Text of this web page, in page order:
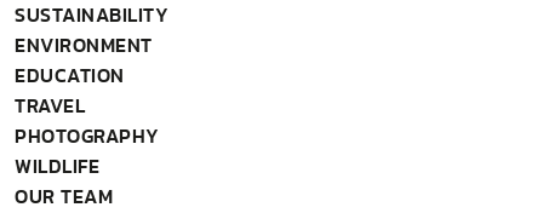
SUSTAINABILITY
ENVIRONMENT
EDUCATION
TRAVEL
PHOTOGRAPHY
WILDLIFE
OUR TEAM